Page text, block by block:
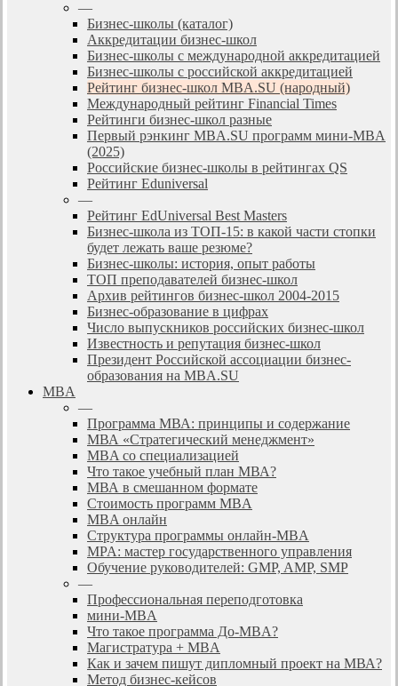
—
Бизнес-школы (каталог)
Аккредитации бизнес-школ
Бизнес-школы с международной аккредитацией
Бизнес-школы с российской аккредитацией
Рейтинг бизнес-школ MBA.SU (народный)
Международный рейтинг Financial Times
Рейтинги бизнес-школ разные
Первый рэнкинг MBA.SU программ мини-MBA
(2025)
Российские бизнес-школы в рейтингах QS
Рейтинг Eduniversal
—
Рейтинг EdUniversal Best Masters
Бизнес-школа из ТОП-15: в какой части стопки
будет лежать ваше резюме?
Бизнес-школы: история, опыт работы
ТОП преподавателей бизнес-школ
Архив рейтингов бизнес-школ 2004-2015
Бизнес-образование в цифрах
Число выпускников российских бизнес-школ
Известность и репутация бизнес-школ
Президент Российской ассоциации бизнес-
образования на MBA.SU
MBA
—
Программа МВА: принципы и содержание
МВА «Cтратегический менеджмент»
MBA со специализацией
Что такое учебный план МВА?
МВА в смешанном формате
Стоимость программ MBA
MBA онлайн
Cтруктура программы онлайн-MBA
MPA: мастер государственного управления
Обучение руководителей: GMP, AMP, SMP
—
Профессиональная переподготовка
мини-MBA
Что такое программа До-MBA?
Магистратура + MBA
Как и зачем пишут дипломный проект на МВА?
Метод бизнес-кейсов